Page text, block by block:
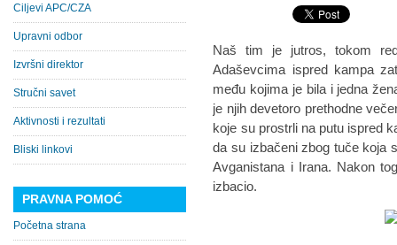
Naš tim je jutros, tokom
Adaševcima ispred kampa
među kojima je bila i jedna
je njih devetoro prethodne
koje su prostrli na putu ispred
da su izbačeni zbog tuče koja
Avganistana i Irana. Nakon
izbacio.
Ciljevi APC/CZA
Upravni odbor
Izvršni direktor
Stručni savet
Aktivnosti i rezultati
Bliski linkovi
PRAVNA POMOĆ
Početna strana